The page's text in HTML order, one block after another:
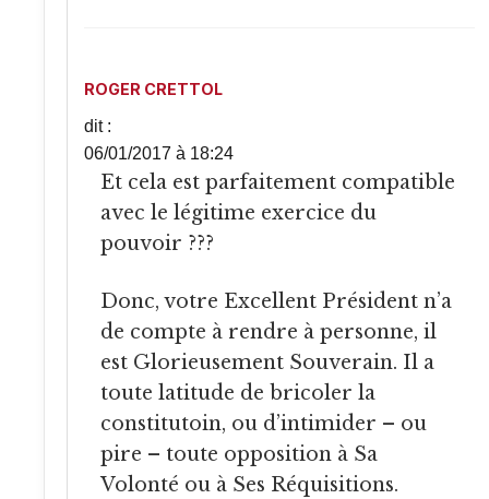
ROGER CRETTOL
dit :
06/01/2017 à 18:24
Et cela est parfaitement compatible
avec le légitime exercice du
pouvoir ???
Donc, votre Excellent Président n’a
de compte à rendre à personne, il
est Glorieusement Souverain. Il a
toute latitude de bricoler la
constitutoin, ou d’intimider – ou
pire – toute opposition à Sa
Volonté ou à Ses Réquisitions.